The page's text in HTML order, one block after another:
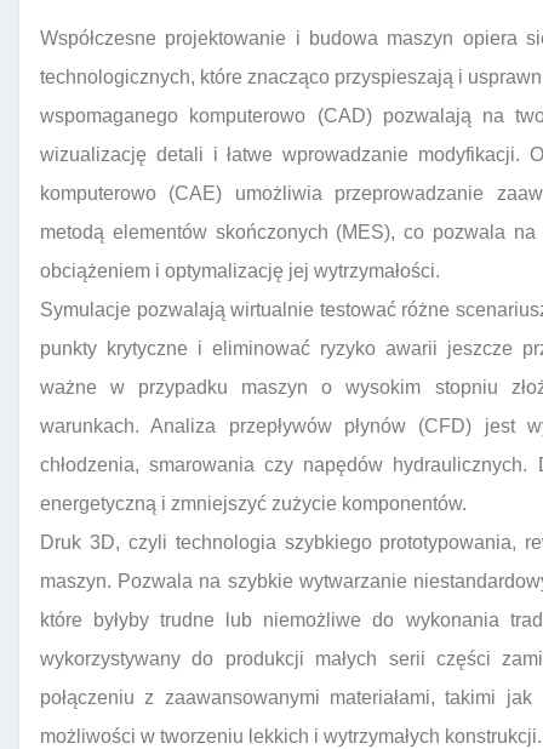
Współczesne projektowanie i budowa maszyn opiera
technologicznych, które znacząco przyspieszają i
wspomaganego komputerowo (CAD) pozwalają na
wizualizację detali i łatwe wprowadzanie modyfikacji.
komputerowo (CAE) umożliwia przeprowadzanie
metodą elementów skończonych (MES), co pozwala
obciążeniem i optymalizację jej wytrzymałości.
Symulacje pozwalają wirtualnie testować różne
punkty krytyczne i eliminować ryzyko awarii jeszcze
ważne w przypadku maszyn o wysokim stopniu
warunkach. Analiza przepływów płynów (CFD) jest
chłodzenia, smarowania czy napędów
energetyczną i zmniejszyć zużycie komponentów.
Druk 3D, czyli technologia szybkiego prototypowania,
maszyn. Pozwala na szybkie wytwarzanie
które byłyby trudne lub niemożliwe do wykonania
wykorzystywany do produkcji małych serii części
połączeniu z zaawansowanymi materiałami, takimi
możliwości w tworzeniu lekkich i wytrzymałych konstrukcji.